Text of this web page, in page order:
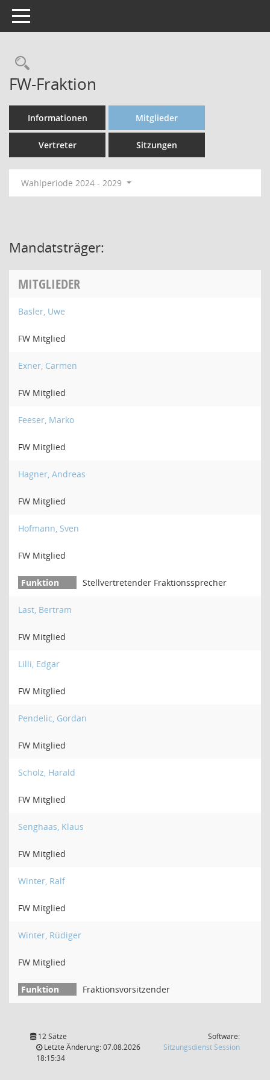
Toggle navigation
FW-Fraktion
Informationen Mitglieder
Vertreter Sitzungen
Wahlperiode 2024 - 2029
Mandatsträger:
MITGLIEDER
Basler, Uwe
FW Mitglied
Exner, Carmen
FW Mitglied
Feeser, Marko
FW Mitglied
Hagner, Andreas
FW Mitglied
Hofmann, Sven
FW Mitglied
Stellvertretender Fraktionssprecher
Last, Bertram
FW Mitglied
Lilli, Edgar
FW Mitglied
Pendelic, Gordan
FW Mitglied
Scholz, Harald
FW Mitglied
Senghaas, Klaus
FW Mitglied
Winter, Ralf
FW Mitglied
Winter, Rüdiger
FW Mitglied
Fraktionsvorsitzender
12 Sätze
Letzte Änderung: 07.08.2026
18:15:34
Software:
Sitzungsdienst Session(Wird in